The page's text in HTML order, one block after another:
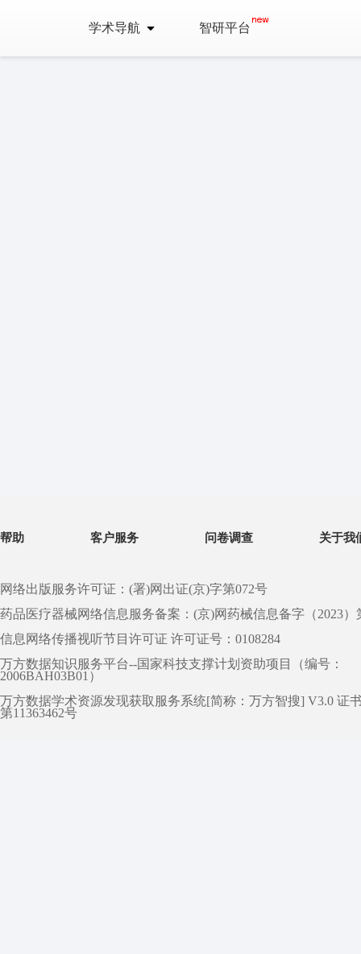
学术导航 智研平台
帮助 客户服务 问卷调查 关于我
网络出版服务许可证：(署)网出证(京)字第072号
药品医疗器械网络信息服务备案：(京)网药械信息备字（2023）
信息网络传播视听节目许可证 许可证号：0108284
万方数据知识服务平台--国家科技支撑计划资助项目（编号：
2006BAH03B01）
万方数据学术资源发现获取服务系统[简称：万方智搜] V3.0 证
第11363462号